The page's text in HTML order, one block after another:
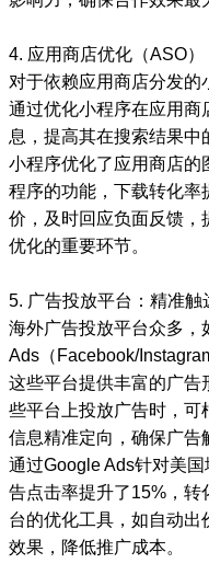
4. 应用商店优化（ASO
对于依赖应用商店分发的
通过优化小程序在应用商
息，提高其在搜索结果
小程序优化了应用商店的
程序的功能，下载转化率
价，及时回应负面反馈，
优化的重要环节。
5. 广告投放平台：精准触
海外广告投放平台众多，
Ads（Facebook/
这些平台提供丰富的广告
些平台上投放广告时，可
信息精准定向，确保广告
通过Google Ads针对美
告点击率提升了15%，转
台的优化工具，如自动
效果，降低推广成本。